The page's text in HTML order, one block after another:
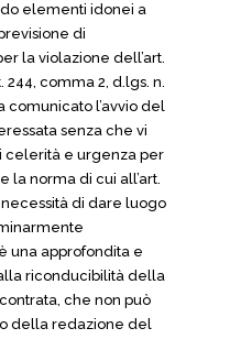
elementi idonei a
di
la violazione dell’art.
comma 2, d.lgs. n.
comunicato l’avvio del
senza che vi
celerità e urgenza per
la norma di cui all’art.
di dare luogo
una approfondita e
riconducibilità della
che non può
della redazione del